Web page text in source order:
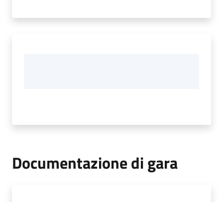
Documentazione di gara